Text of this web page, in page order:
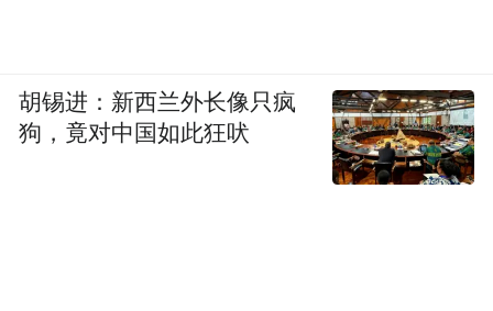
胡锡进：新西兰外长像只疯
狗，竟对中国如此狂吠